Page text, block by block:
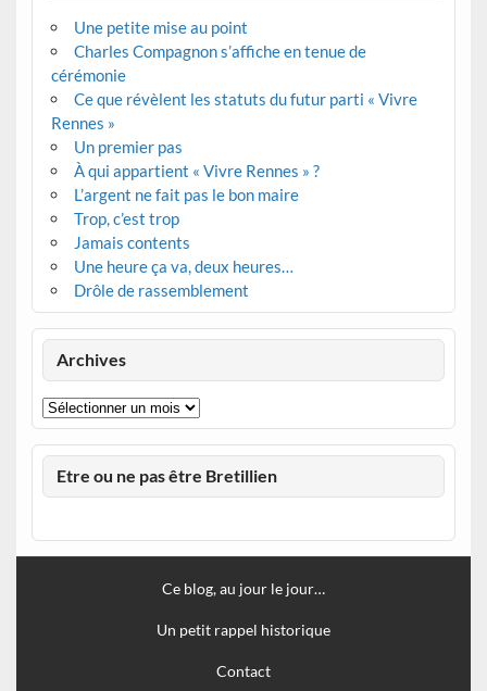
Une petite mise au point
Charles Compagnon s’affiche en tenue de
cérémonie
Ce que révèlent les statuts du futur parti « Vivre
Rennes »
Un premier pas
À qui appartient « Vivre Rennes » ?
L’argent ne fait pas le bon maire
Trop, c’est trop
Jamais contents
Une heure ça va, deux heures…
Drôle de rassemblement
Archives
Archives
Etre ou ne pas être Bretillien
Ce blog, au jour le jour…
Un petit rappel historique
Contact